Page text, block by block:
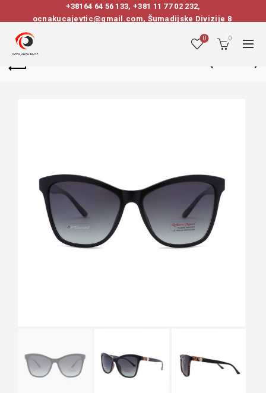
+38164 64 56 133, +381 11 77 02 232,
ocnakucajevtic@gmail.com, Šumadijske Divizije 8
0 0